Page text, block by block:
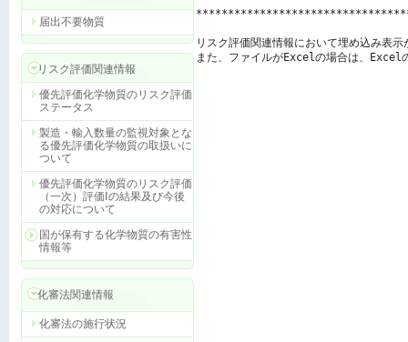
届出不要物質
リスク評価関連情報
優先評価化学物質のリスク評価
ステータス
製造・輸入数量の監視対象とな
る優先評価化学物質の取扱いに
ついて
優先評価化学物質のリスク評価
（一次）評価Ⅰの結果及び今後
の対応について
国が保有する化学物質の有害性
情報等
化審法関連情報
化審法の施行状況
リスク評価関連情報において埋め込み表
また、ファイルがExcelの場合は、Excel